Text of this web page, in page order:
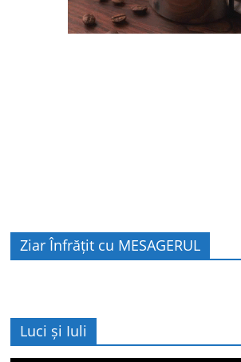
Ziar Înfrățit cu MESAGERUL
Luci și Iuli